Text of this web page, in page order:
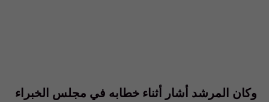
وكان المرشد أشار أثناء خطابه في مجلس الخبراء